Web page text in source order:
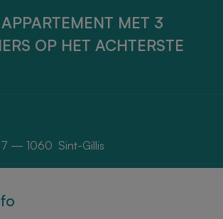
MET 3
OP HET ACHTERSTE
— 1060 Sint-Gillis